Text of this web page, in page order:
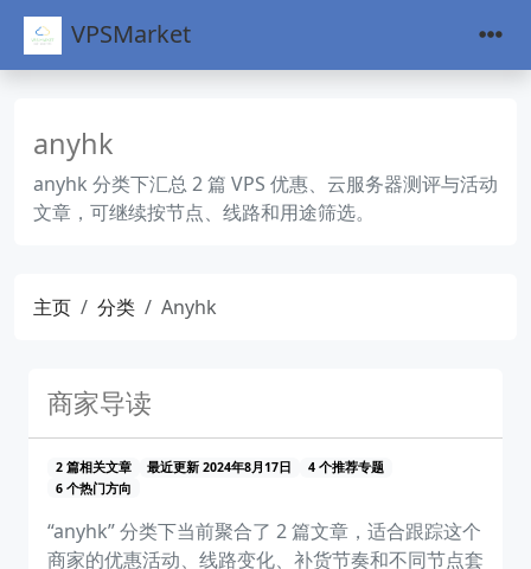
VPSMarket
anyhk
anyhk 分类下汇总 2 篇 VPS 优惠、云服务器测评与活动
文章，可继续按节点、线路和用途筛选。
主页 分类 Anyhk
商家导读
2 篇相关文章 最近更新 2024年8月17日
4 个推荐专题
6 个热门方向
“anyhk” 分类下当前聚合了 2 篇文章，适合跟踪这个
商家的优惠活动、线路变化、补货节奏和不同节点套